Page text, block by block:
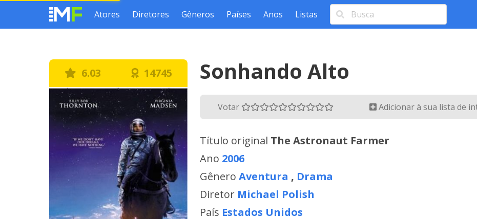
Atores Diretores Gêneros Países Anos Listas
6.03 14745 Sonhando Alto
Votar Adicionar à sua lista de
Título original The Astronaut Farmer
Ano 2006
Gênero Aventura , Drama
Diretor Michael Polish
País Estados Unidos